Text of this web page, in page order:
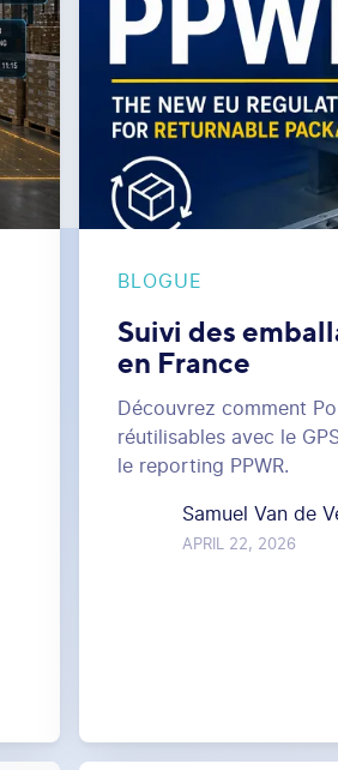
BLOGUE
Suivi des
en France
Découvrez comment
réutilisables avec le
le reporting PPWR.
Samuel Van de
APRIL 22, 2026